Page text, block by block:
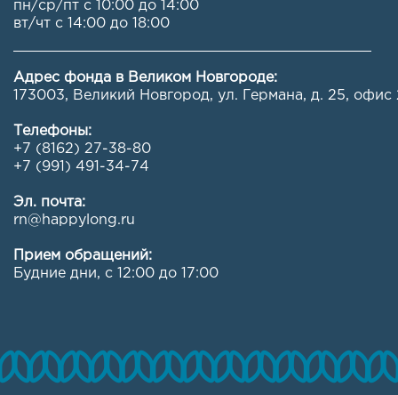
пн/ср/пт с 10:00 до 14:00
вт/чт с 14:00 до 18:00
Адрес фонда в Великом Новгороде:
173003, Великий Новгород, ул. Германа, д. 25, офис
Телефоны:
+7 (8162) 27-38-80
+7 (991) 491-34-74
Эл. почта:
rn@happylong.ru
Прием обращений:
Будние дни, с 12:00 до 17:00